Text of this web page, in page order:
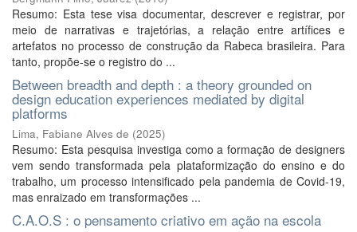
Resumo: Esta tese visa documentar, descrever e registrar, por
meio de narrativas e trajetórias, a relação entre artífices e
artefatos no processo de construção da Rabeca brasileira. Para
tanto, propõe-se o registro do ...
Between breadth and depth : a theory grounded on
design education experiences mediated by digital
platforms
Lima, Fabiane Alves de (2025)
Resumo: Esta pesquisa investiga como a formação de designers
vem sendo transformada pela plataformização do ensino e do
trabalho, um processo intensificado pela pandemia de Covid-19,
mas enraizado em transformações ...
C.A.O.S : o pensamento criativo em ação na escola